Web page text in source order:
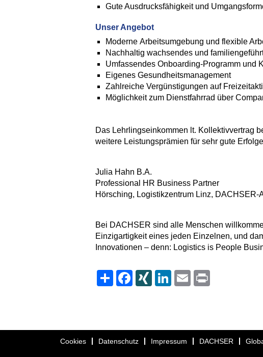
Gute Ausdrucksfähigkeit und
Unser Angebot
Moderne Arbeitsumgebung und flexible
Nachhaltig wachsendes und
Umfassendes Onboarding-Programm und
Eigenes Gesundheitsmanagement
Zahlreiche Vergünstigungen auf
Möglichkeit zum Dienstfahrrad über
Das Lehrlingseinkommen lt. Kollektivvertrag
weitere Leistungsprämien für sehr gute
Julia Hahn B.A.
Professional HR Business Partner
Hörsching, Logistikzentrum Linz, DACHSER-
Bei DACHSER sind alle Menschen
Einzigartigkeit eines jeden Einzelnen, und
Innovationen – denn: Logistics is People
Share FacebookXING LinkedInEmail
Cookies Datenschutz Impressum DACHSER